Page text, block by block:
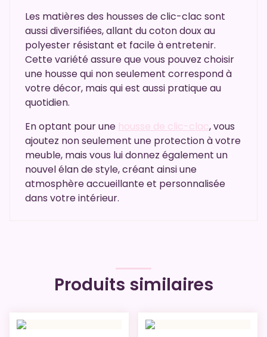
Les matières des housses de clic-clac sont
aussi diversifiées, allant du coton doux au
polyester résistant et facile à entretenir.
Cette variété assure que vous pouvez choisir
une housse qui non seulement correspond à
votre décor, mais qui est aussi pratique au
quotidien.
En optant pour une housse de clic-clac, vous
ajoutez non seulement une protection à votre
meuble, mais vous lui donnez également un
nouvel élan de style, créant ainsi une
atmosphère accueillante et personnalisée
dans votre intérieur.
Produits similaires